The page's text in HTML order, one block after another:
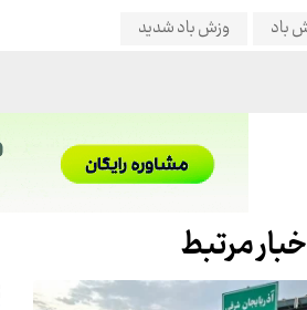
باد وزش باد شدید
مرتبط